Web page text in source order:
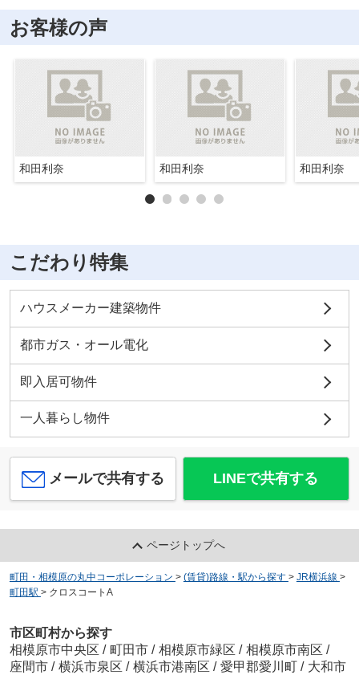
お客様の声
和田利奈 和田利奈 和田利奈
こだわり特集
ハウスメーカー建築物件
都市ガス・オール電化
即入居可物件
一人暮らし物件
メールで共有する LINEで共有する
ページトップへ
町田・相模原の丸中コーポレーション > (賃貸)路線・駅から探す > JR横浜線 >
町田駅 > クロスコートA
市区町村から探す
相模原市中央区 / 町田市 / 相模原市緑区 / 相模原市南区 /
座間市 / 横浜市泉区 / 横浜市港南区 / 愛甲郡愛川町 / 大和市